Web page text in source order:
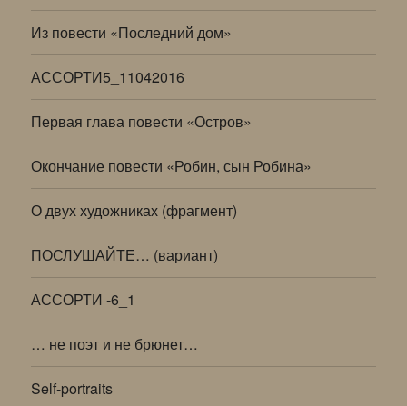
Из повести «Последний дом»
АССОРТИ5_11042016
Первая глава повести «Остров»
Окончание повести «Робин, сын Робина»
О двух художниках (фрагмент)
ПОСЛУШАЙТЕ… (вариант)
АССОРТИ -6_1
… не поэт и не брюнет…
Self-portraits